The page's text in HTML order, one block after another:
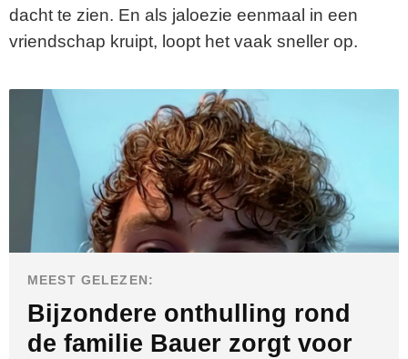
dacht te zien. En als jaloezie eenmaal in een
vriendschap kruipt, loopt het vaak sneller op.
MEEST GELEZEN:
Bijzondere onthulling rond
de familie Bauer zorgt voor